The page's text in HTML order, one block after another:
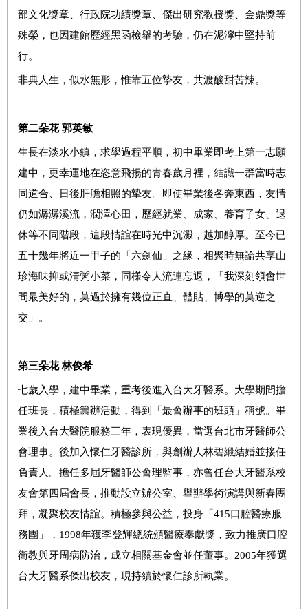
部文化獎章、行政院功績獎章、傑出研究教授獎、金鼎獎等
殊榮，也因建館歷經黑函檢舉的考驗，仍在泥濘中堅持前
行。
非典人生，似水無形，惟靠五位摯友，共渡酸甜苦辣。
第二朵花 郭英敏
生長在淡水小鎮，求學過程平順，初中畢業即考上第一志願
建中，更幸運地在恣意飛揚的青春歲月裡，結識一群當時志
同道合、日後肝膽相照的摯友。即使畢業後各奔東西，友情
仍如潺潺溪流，潤澤心田，歷經就業、成家、養育子女、退
休等不同階段，這段情誼在時光中沉澱，越加醇厚。至今已
五十幾年將近一甲子的「六劍仙」之緣，相聚時無論共享山
珍海味抑或清粥小菜，同樣令人流連忘返，「我深刻領會世
間最美好的，莫過於擁有幾位正直、體貼、博學的莫逆之
交」。
第三朵花 林俊希
七歲入學，建中畢業，重考後進入台大牙醫系。大學期間擔
任班長，積極籌辦活動，得到「最會辦事的班頭」稱號。畢
業後入台大醫院服務三年，表現優異，當選台北市牙醫師公
會理事。後加入懷仁牙醫診所，與創辦人林碧緞結婚並接任
負責人。擔任多屆牙醫師公會理監事，亦曾任台大牙醫系校
友會第四屆會長，推動設立辦公室、舉辦學術演講與新春團
拜，凝聚校友情誼。積極參與公益，投身「415口腔醫療服
務團」，1998年獲李登輝總統頒醫療奉獻獎，致力推廣口腔
衛教與牙周病防治，成立相關基金會並任董事。2005年獲選
台大牙醫系傑出校友，現持續於懷仁診所執業。